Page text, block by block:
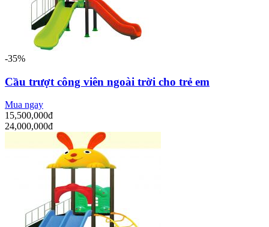
-35%
Cầu trượt công viên ngoài trời cho trẻ em
Mua ngay
15,500,000đ
24,000,000đ